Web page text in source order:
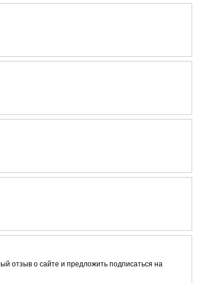
отзыв о сайте и предложить подписаться на